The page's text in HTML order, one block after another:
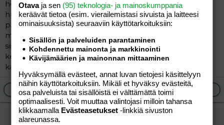
helpottuu ajan myötä, kun lapsi vaan oppii
huomaamaan että ei se kakkaaminen satu. Meillä kyllä
palkitaan onnistuneet kakkaamiset muutamalla
makeisella, yleensä tuotoksen mukaan. Olen ajatellut
siirtyä leimoihin, viidellä leimalla saisi yhden tarran
keräilyvihkoonsa.Ei tulisi tytölle kiusausta äkistää väkisin
kakkaa karkin toivossa.
Vastaa
Ilmoita asiaton viesti
simpukka
Otavaja sen (95) teknologia- ja mainoskumppania
keräävät tietoa (esim. vierailemis­tasi sivuista ja laitteesi
ominaisuuk­sista) seuraaviin käyttötarkoituksiin:
Sisällön ja palveluiden parantaminen
Kohdennettu mainonta ja markkinointi
Kävijämäärien ja mainonnan mittaaminen
Hyväksymällä evästeet, annat luvan tietojesi käsittelyyn
näihin käyttötarkoituksiin. Mikäli et hyväksy evästeitä,
osa palveluista tai sisällöistä ei välttämättä toimi
optimaalisesti. Voit muuttaa valintojasi milloin tahansa
klikkaamalla Evästeasetukset -linkkiä sivuston
alareunassa.